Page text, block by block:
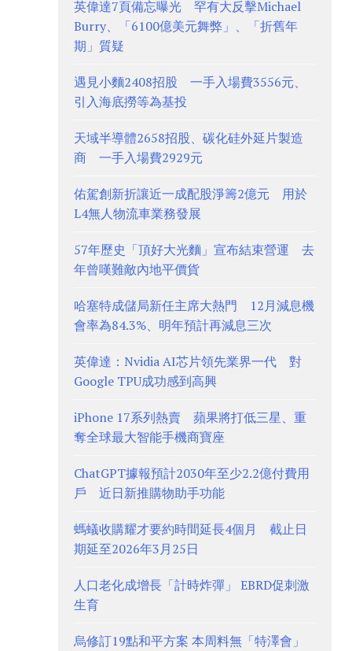
英偉達7頁備忘曝光 罕有大反擊Michael
Burry、「6100億美元舞弊」、「折舊年
期」質疑
遇見小麵2408招股 一手入場費3556元、
引入海底撈等為基投
天域半導體2658招股、碳化硅外延片製造
商 一手入場費2929元
佑駕創新折讓近一成配股淨籌2億元 用於
L4無人物流車業務發展
57年歷史「頂好大光麵」宣布結束營運 去
年曾嘆難敵內地平價貨
哈塞特成儲局新任主席大熱門 12月減息機
會率為84.3%、明年預計再減息三次
英偉達：Nvidia AI芯片領先業界一代 對
Google TPU成功感到高興
iPhone 17系列熱賣 蘋果將打低三星、重
奪全球最大智能手機商寶座
ChatGPT據報預計2030年至少2.2億付費用
戶 近日新推購物助手功能
螞蟻收購耀才要約時間延長4個月 截止日
期延至2026年3月25日
人口老化成增長「計時炸彈」 EBRD促刺激
生育
烏修訂19點和平方案 本周料無「特澤會」